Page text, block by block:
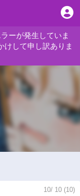
ーが発生していま
けして申し訳ありま
10/ 10 (10)